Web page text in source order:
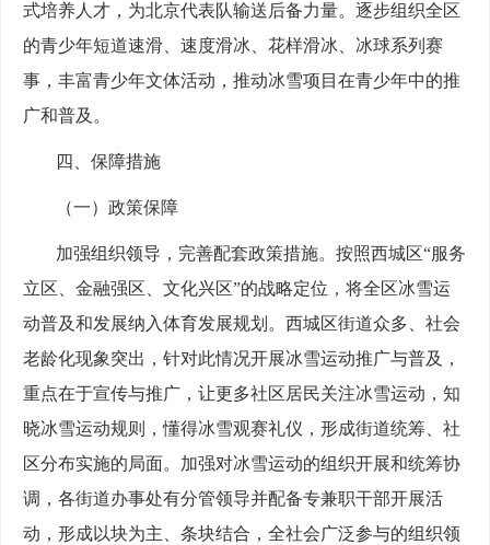
式培养人才，为北京代表队输送后备力量。逐步组织全区
的青少年短道速滑、速度滑冰、花样滑冰、冰球系列赛
事，丰富青少年文体活动，推动冰雪项目在青少年中的推
广和普及。
四、保障措施
（一）政策保障
加强组织领导，完善配套政策措施。按照西城区“服务
立区、金融强区、文化兴区”的战略定位，将全区冰雪运
动普及和发展纳入体育发展规划。西城区街道众多、社会
老龄化现象突出，针对此情况开展冰雪运动推广与普及，
重点在于宣传与推广，让更多社区居民关注冰雪运动，知
晓冰雪运动规则，懂得冰雪观赛礼仪，形成街道统筹、社
区分布实施的局面。加强对冰雪运动的组织开展和统筹协
调，各街道办事处有分管领导并配备专兼职干部开展活
动，形成以块为主、条块结合，全社会广泛参与的组织领